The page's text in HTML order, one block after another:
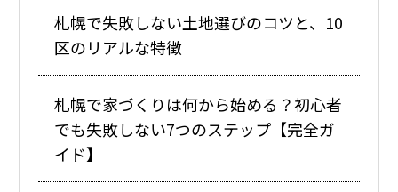
札幌で失敗しない土地選びのコツと、10
区のリアルな特徴
札幌で家づくりは何から始める？初心者
でも失敗しない7つのステップ【完全ガ
イド】